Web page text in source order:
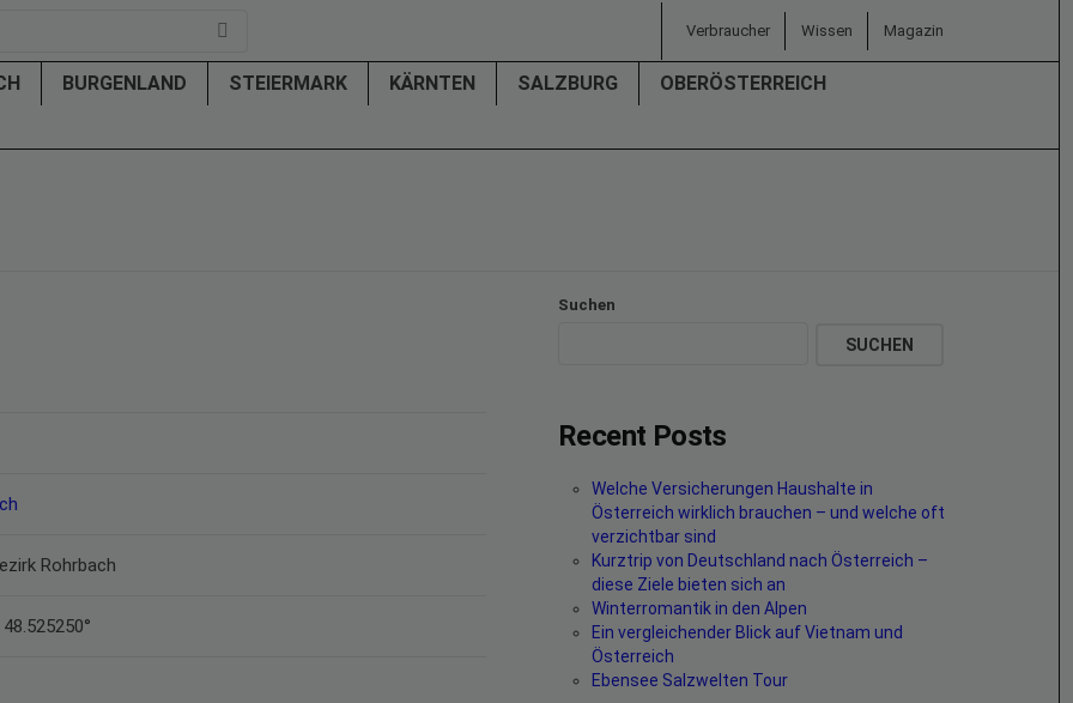
Verbraucher Wissen Magazin
BURGENLAND STEIERMARK KÄRNTEN SALZBURG
OBERÖSTERREICH
Rohrbach
Suchen
SUCHEN
Recent Posts
Welche Versicherungen Haushalte in
Österreich wirklich brauchen – und welche oft
verzichtbar sind
Kurztrip von Deutschland nach Österreich –
diese Ziele bieten sich an
Winterromantik in den Alpen
Ein vergleichender Blick auf Vietnam und
Österreich
Ebensee Salzwelten Tour